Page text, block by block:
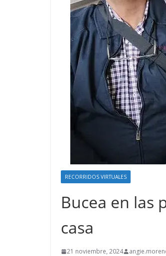
RECORRIDOS VIRTUALES
Bucea en las
casa
21 noviembre, 2024